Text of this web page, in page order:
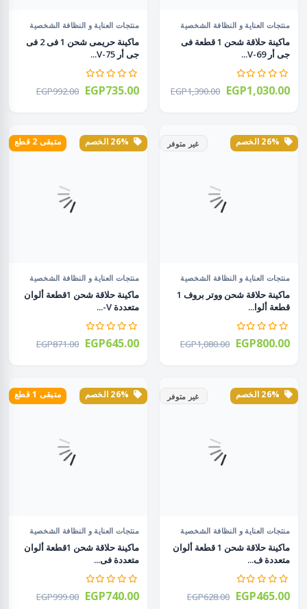
منتجات العناية و النظافة الشخصية
ماكينة حلاقة شحن 1 قطعة فى
جى أر V-69...
EGP1,390.00 EGP1,030.00
منتجات العناية و النظافة الشخصية
ماكينة حريمى شحن 1 فى 2 فى
جى أر V-75...
EGP992.00 EGP735.00
غير متوفر
منتجات العناية و النظافة الشخصية
ماكينة حلاقة شحن ووتر بروف 1
قطعة ألوا...
EGP1,080.00 EGP800.00
متبقى 2 قطع
منتجات العناية و النظافة الشخصية
ماكينة حلاقة شحن 1قطعة ألوان
متعددة V-...
EGP871.00 EGP645.00
غير متوفر
منتجات العناية و النظافة الشخصية
ماكينة حلاقة شحن 1 قطعة ألوان
متعددة ف...
EGP628.00 EGP465.00
متبقى 1 قطع
منتجات العناية و النظافة الشخصية
ماكينة حلاقة شحن 1قطعة ألوان
متعددة فى...
EGP999.00 EGP740.00